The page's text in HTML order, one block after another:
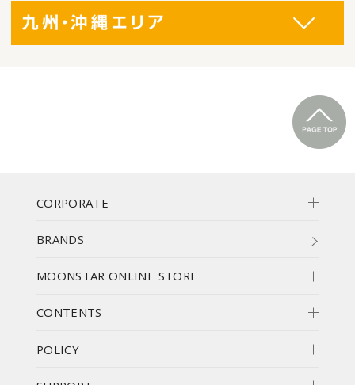
CORPORATE
BRANDS
MOONSTAR ONLINE STORE
CONTENTS
POLICY